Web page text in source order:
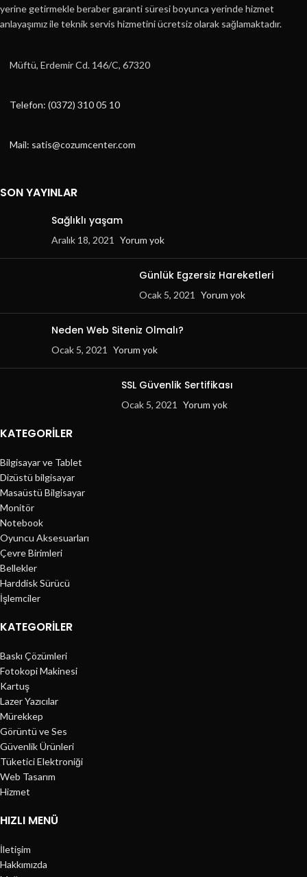
yerine getirmekle beraber garanti süresi boyunca yerinde hizmet
anlayaşımız ile teknik servis hizmetini ücretsiz olarak sağlamaktadır.
Müftü, Erdemir Cd. 146/C, 67320
Telefon: (0372) 310 05 10
Mail: satis@cozumcenter.com
SON YAYINLAR
Sağlıklı yaşam
Aralık 18, 2021 Yorum yok
Günlük Egzersiz Hareketleri
Ocak 5, 2021 Yorum yok
Neden Web Siteniz Olmalı?
Ocak 5, 2021 Yorum yok
SSL Güvenlik Sertifikası
Ocak 5, 2021 Yorum yok
KATEGORILER
Bilgisayar ve Tablet
Dizüstü bilgisayar
Masaüstü Bilgisayar
Monitör
Notebook
Oyuncu Aksesuarları
Çevre Birimleri
Bellekler
Harddisk Sürücü
İşlemciler
KATEGORILER
Baskı Çözümleri
Fotokopi Makinesi
Kartuş
Lazer Yazıcılar
Mürekkep
Görüntü ve Ses
Güvenlik Ürünleri
Tüketici Elektroniği
Web Tasarım
Hizmet
HIZLI MENÜ
İletişim
Hakkımızda